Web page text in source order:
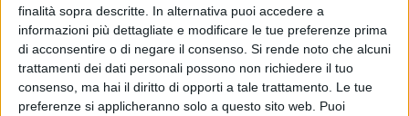
finalità sopra descritte. In alternativa puoi accedere a
informazioni più dettagliate e modificare le tue preferenze prima
di acconsentire o di negare il consenso. Si rende noto che alcuni
trattamenti dei dati personali possono non richiedere il tuo
consenso, ma hai il diritto di opporti a tale trattamento. Le tue
preferenze si applicheranno solo a questo sito web. Puoi
Nunzia De Girolamo, ha ospitato due giovani talenti originari
di Bisceglie: Corrado Camporeale, detto Cucco, studente del
Conservatorio di Bari "N. Piccinni", eGioia Squeo.